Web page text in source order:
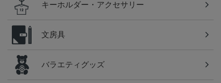
キーホルダー・アクセサリー
文房具
バラエティグッズ